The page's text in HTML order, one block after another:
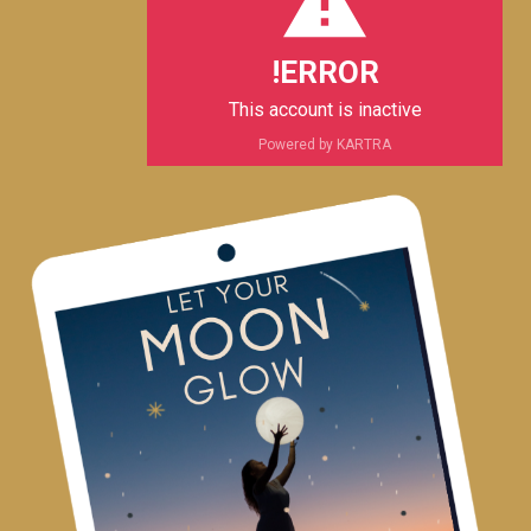
m
ERROR!
This account is inactive
Powered by KARTRA